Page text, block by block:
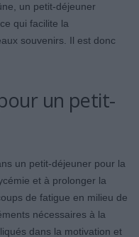
un petit-déjeuner
qui facilite la
souvenirs. Il est donc
un petit-
un petit-déjeuner pour la
et à prolonger la
de fatigue en milieu de
nécessaires à la
dans la motivation et